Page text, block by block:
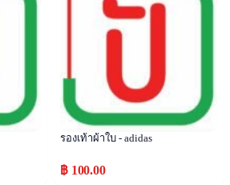
รองเท้าผ้าใบ - adidas
฿ 100.00